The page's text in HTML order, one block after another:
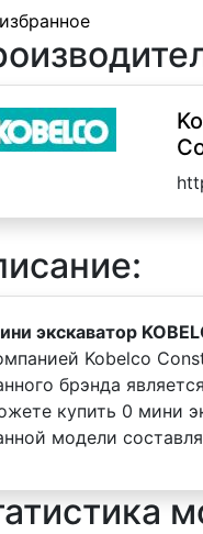
экскаватор
Kobelco
брэнда
купить 0 мини
модели